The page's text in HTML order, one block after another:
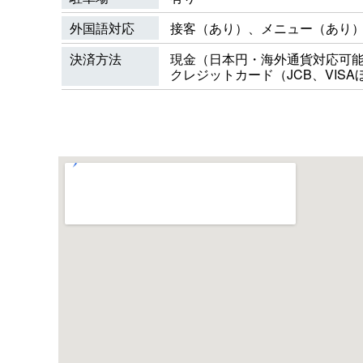
外国語対応
接客（あり）、メニュー（あり）
決済方法
現金（日本円・海外通貨対応可能
クレジットカード（JCB、VISA